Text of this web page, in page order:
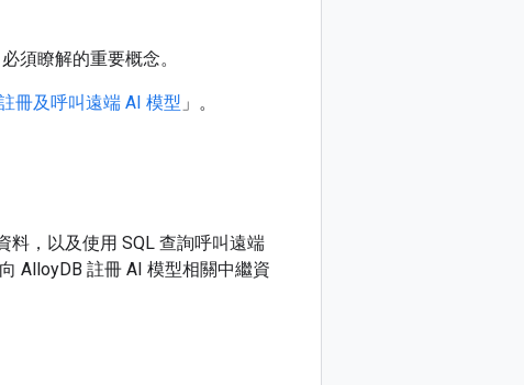
須瞭解的重要概念。
冊及呼叫遠端 AI 模型 」。
料，以及使用 SQL 查詢呼叫遠端
AlloyDB 註冊 AI 模型相關中繼資